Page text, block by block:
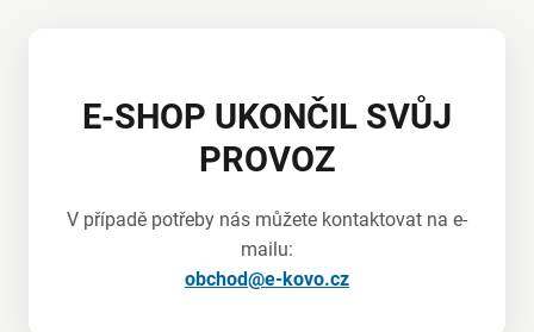
E-SHOP UKONČIL SVŮJ
PROVOZ
V případě potřeby nás můžete kontaktovat na e-
mailu:
obchod@e-kovo.cz